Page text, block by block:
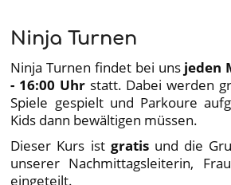
Ninja Turnen
Ninja Turnen findet bei uns jeden
- 16:00 Uhrstatt. Dabei werden
Spiele gespielt und Parkoure
Kids dann bewältigen müssen.
Dieser Kurs ist gratis und die
unserer Nachmittagsleiterin,
eingeteilt.